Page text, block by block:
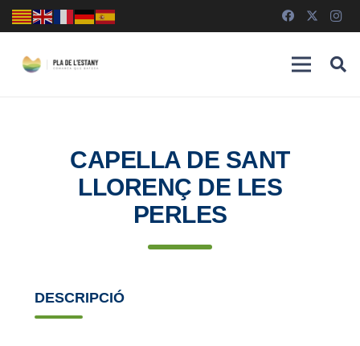
CAPELLA DE SANT
LLORENÇ DE LES
PERLES
DESCRIPCIÓ